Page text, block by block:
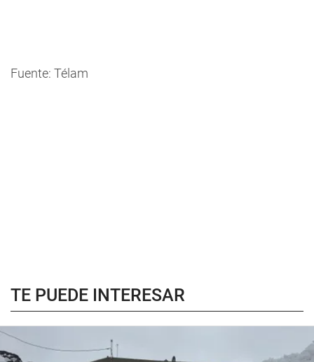
Fuente: Télam
TE PUEDE INTERESAR